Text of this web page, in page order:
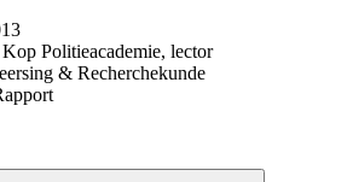
Politieacademie, lector
& Recherchekunde